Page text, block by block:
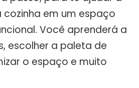
em um espaço
Você aprenderá a
escolher a paleta de
o espaço e muito